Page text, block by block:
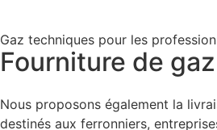
Gaz techniques pour les
Fourniture de
Nous proposons également la
destinés aux ferronniers,